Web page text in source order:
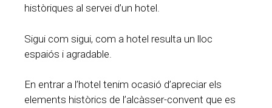
històriques al servei d’un hotel.
Sigui com sigui, com a hotel resulta un lloc
espaiós i agradable.
En entrar a l’hotel tenim ocasió d’apreciar els
elements històrics de l’alcàsser-convent que es